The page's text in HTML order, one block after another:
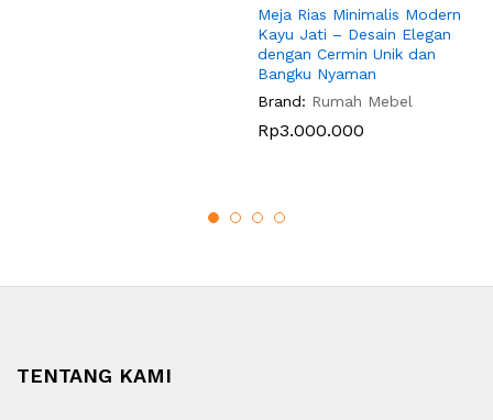
Meja Rias Minimalis Modern
Kayu Jati – Desain Elegan
dengan Cermin Unik dan
Bangku Nyaman
Brand: Rumah Mebel
Rp3.000.000
TENTANG KAMI